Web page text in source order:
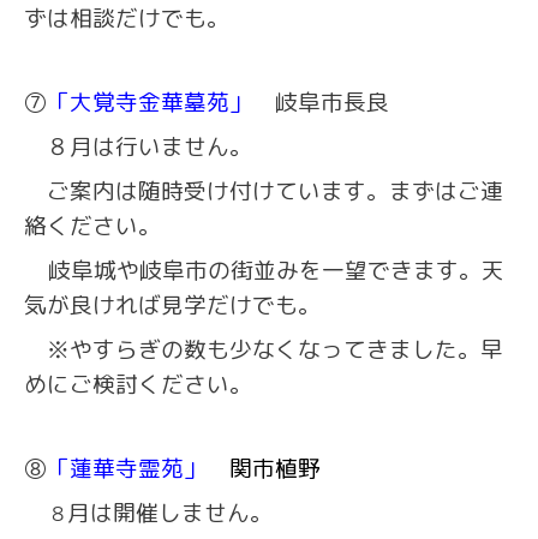
ずは相談だけでも。
⑦ 「大覚寺金華墓苑」
岐阜市長良
８月は行いません。
ご案内は随時受け付けています。まずはご連
絡ください。
岐阜城や岐阜市の街並みを一望できます。天
気が良ければ見学だけでも。
※やすらぎの数も少なくなってきました。早
めにご検討ください。
⑧ 「蓮華寺霊苑」 関市植野
８ 月は開催しません。